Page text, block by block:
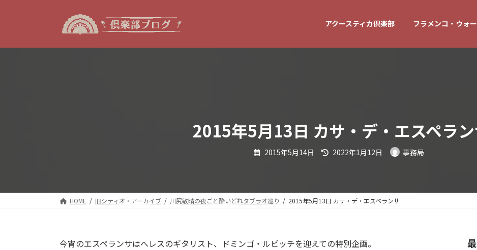
アクースティカ倶楽部 フラメンコ・ウォ
2015年5月13日 カサ・デ・エスペラ
2015年5月14日 最
終
:
2022年1月12日 事務局
HOME 旧シティオ・アーカイブ 川尻敏晴の夜ごと酔いどれタブラオ巡り 2015年5月13日 カサ・デ・エスペランサ
今宵のエスペランサはへレスのギタリスト、ドミンゴ・ルビッチを迎えての特別企画。